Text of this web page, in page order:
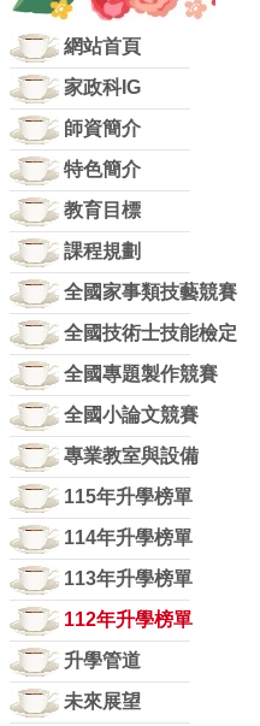
網站首頁
家政科IG
師資簡介
特色簡介
教育目標
課程規劃
全國家事類技藝競賽
全國技術士技能檢定
全國專題製作競賽
全國小論文競賽
專業教室與設備
115年升學榜單
114年升學榜單
113年升學榜單
112年升學榜單
升學管道
未來展望